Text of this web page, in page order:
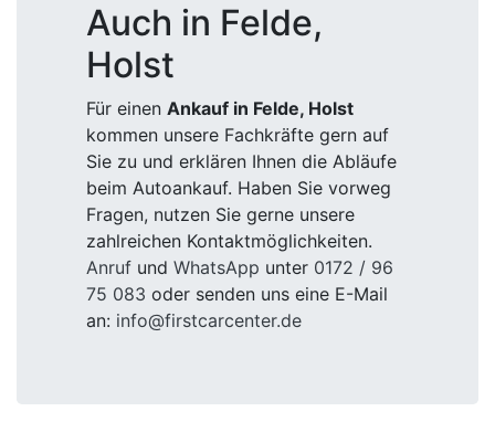
Auch in Felde,
Holst
Für einen Ankauf in Felde, Holst
kommen unsere Fachkräfte gern auf
Sie zu und erklären Ihnen die Abläufe
beim Autoankauf. Haben Sie vorweg
Fragen, nutzen Sie gerne unsere
zahlreichen Kontaktmöglichkeiten.
Anruf und WhatsApp unter 0172 / 96
75 083 oder senden uns eine E-Mail
an: info@firstcarcenter.de